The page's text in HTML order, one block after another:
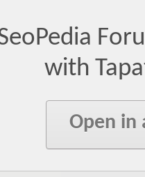
with
Open in